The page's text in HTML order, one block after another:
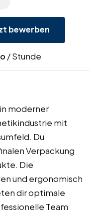
bewerben
/ Stunde
moderner
mit
Du
Verpackung
Die
und ergonomisch
dir optimale
Team